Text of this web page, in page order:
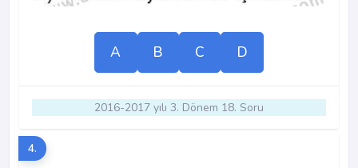
A B C D
2016-2017 yılı 3. Dönem 18. Soru
4.